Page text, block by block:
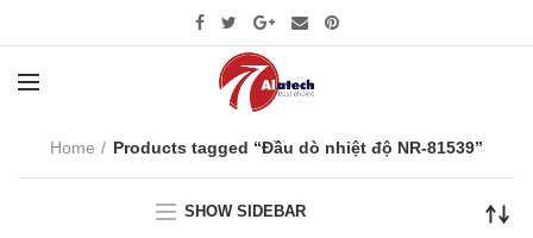
Home Products tagged “Đầu dò nhiệt độ NR-81539”
SHOW SIDEBAR